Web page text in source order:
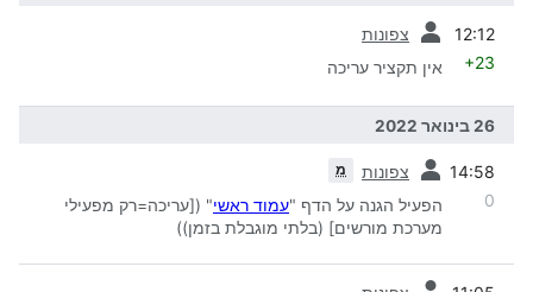
12:12 צפונות
+23 אין תקציר עריכה
26 בינואר 2022
14:58 צפונות מ
0 הפעיל הגנה על הדף "עמוד ראשי" ([עריכה=רק מפעילי
מערכת מורשים] (בלתי מוגבלת בזמן))